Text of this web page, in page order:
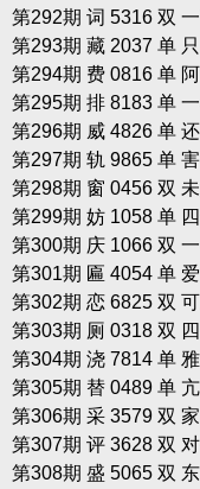
第292期 词 5316 双
第293期 藏 2037 单
第294期 费 0816 单
第295期 排 8183 单
第296期 威 4826 单
第297期 轨 9865 单
第298期 窗 0456 双
第299期 妨 1058 单
第300期 庆 1066 双
第301期 匾 4054 单
第302期 恋 6825 双
第303期 厕 0318 双
第304期 浇 7814 单
第305期 替 0489 单
第306期 采 3579 双
第307期 评 3628 双
第308期 盛 5065 双